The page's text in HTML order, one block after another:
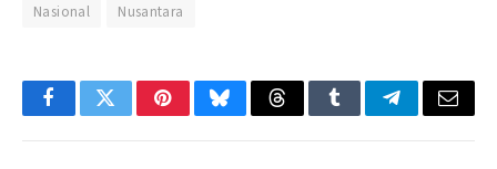
Nasional
Nusantara
FacebookTwitterPinterestBlueskyThreadsTumblrTelegramEmail